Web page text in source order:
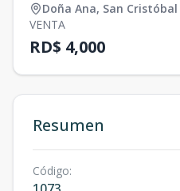
Doña Ana, San Cristóbal
VENTA
RD$ 4,000
Resumen
Código: